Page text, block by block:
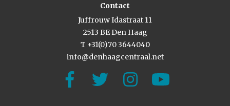
Contact
Juffrouw Idastraat 11
2513 BE Den Haag
T +31(0)70 3644040
info@denhaagcentraal.net